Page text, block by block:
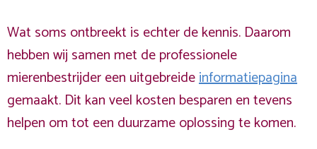
Wat soms ontbreekt is echter de kennis. Daarom
hebben wij samen met de professionele
mierenbestrijder een uitgebreideinformatiepagina
gemaakt. Dit kan veel kosten besparen en tevens
helpen om tot een duurzame oplossing te komen.